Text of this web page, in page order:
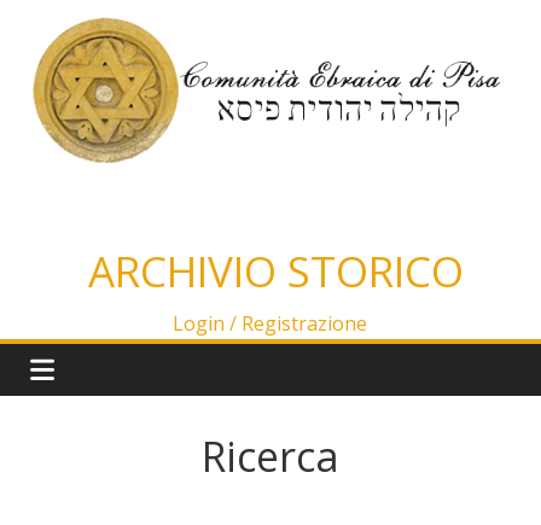
contenuto
ARCHIVIO STORICO
Login / Registrazione
Ricerca